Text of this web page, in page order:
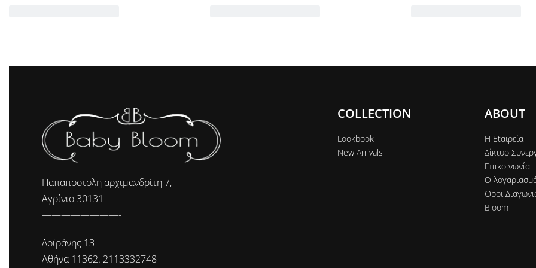
Παπαποστολη αρχιμανδρίτη 7,
Αγρίνιο 30131
————————-
Δοϊράνης 13
Αθήνα 11362. 2113332748
COLLECTION
Lookbook
New Arrivals
ABOUT
Η Εtαιρεία
Δίκτυο
Επικοινωνία
Ο
Όροι
Bloom